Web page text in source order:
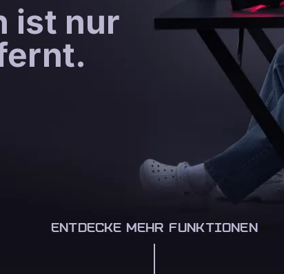
ist nur
ENTDECKE MEHR FUNKTIONEN